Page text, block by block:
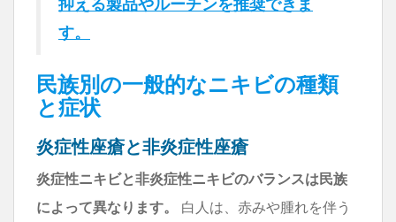
す。
民族別の一般的なニキビの種類
と症状
炎症性座瘡と非炎症性座瘡
炎症性ニキビと非炎症性ニキビのバランスは民族
によって異なります。
白人は、赤みや腫れを伴う